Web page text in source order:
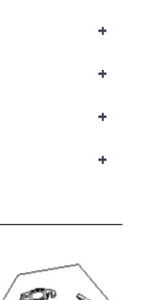
+
+
+
+